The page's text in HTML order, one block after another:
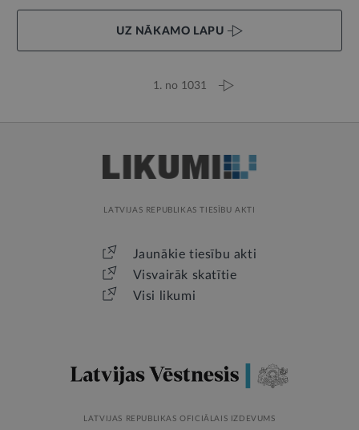
UZ NĀKAMO LAPU
1. no 1031
LATVIJAS REPUBLIKAS TIESĪBU AKTI
Jaunākie tiesību akti
Visvairāk skatītie
Visi likumi
LATVIJAS REPUBLIKAS OFICIĀLAIS IZDEVUMS